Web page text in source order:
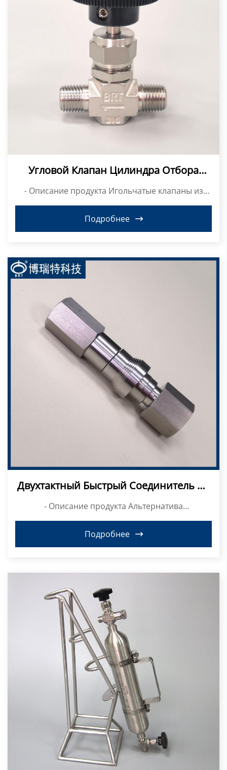
Угловой Клапан Цилиндра Отбора
- Описание продукта Игольчатые клапаны из
нержаве...
Подробнее

Двухтактный Быстрый Соединитель Из
- Описание продукта Альтернатива
быстроразъемному...
Подробнее
